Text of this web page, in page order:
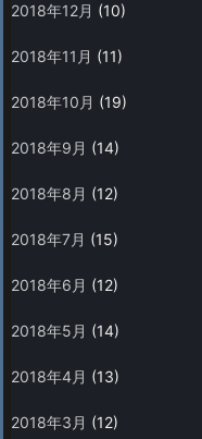
2018年12月 (10)
2018年11月 (11)
2018年10月 (19)
2018年9月 (14)
2018年8月 (12)
2018年7月 (15)
2018年6月 (12)
2018年5月 (14)
2018年4月 (13)
2018年3月 (12)